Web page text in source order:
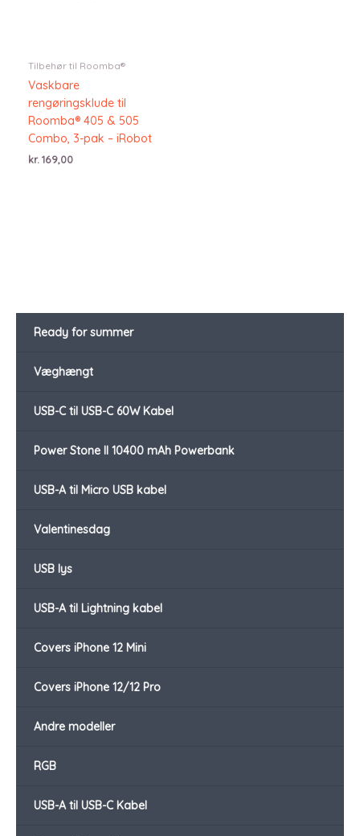
Ready for summer
Væghængt
USB-C til USB-C 60W Kabel
Power Stone II 10400 mAh Powerbank
USB-A til Micro USB kabel
Valentinesdag
USB lys
USB-A til Lightning kabel
Covers iPhone 12 Mini
Covers iPhone 12/12 Pro
Andre modeller
RGB
USB-A til USB-C Kabel
Tilbehør til Roomba®
Vaskbare
rengøringsklude til
Roomba® 405 & 505
Combo, 3-pak – iRobot
kr.169,00